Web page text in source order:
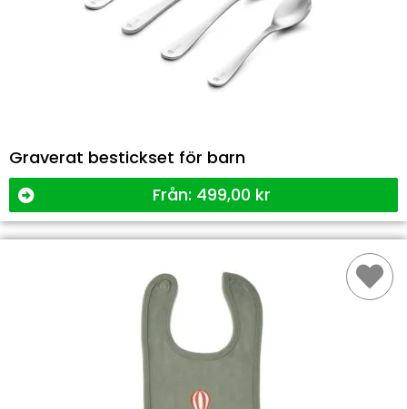
Graverat bestickset för barn
Från: 499,00 kr